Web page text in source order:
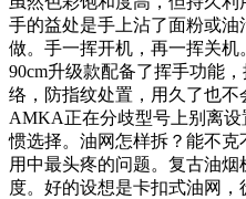
手的益处是手上沾了面粉或
做。手一挥开机，再一挥关
90cm升级款配备了挥手功能
络，防指纹处置，用久了也不
AMKA正在分歧型号上别离
惯选择。油网怎样拆？能不克
用中最头疼的问题。复古油
度。好的设想是卡扣式油网，